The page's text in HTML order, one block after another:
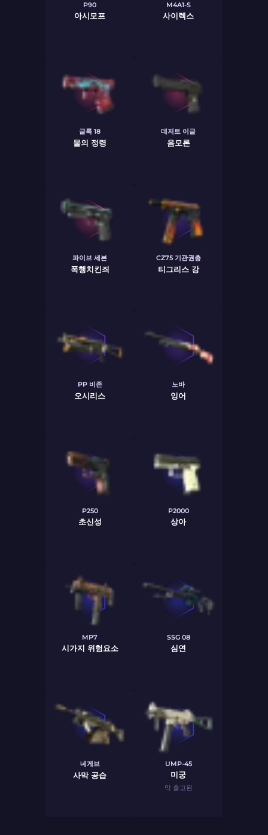
P90
아시모프
M4A1-S
사이렉스
글록 18
물의 정령
데저트 이글
음모론
파이브 세븐
폭행치킨죄
CZ75 기관권총
티그리스 강
PP 비존
오시리스
노바
잉어
P250
초신성
P2000
상아
MP7
시가지 위험요소
SSG 08
심연
네게브
사막 공습
UMP-45
미궁
막 출고된